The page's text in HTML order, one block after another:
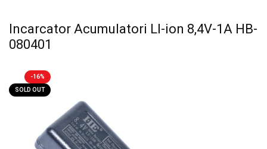
Incarcator Acumulatori LI-ion 8,4V-1A HB-
080401
-16%
SOLD OUT